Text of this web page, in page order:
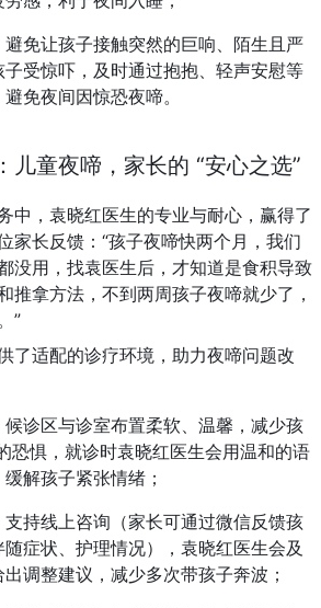
避免让孩子接触突然的巨响、陌生且严
受惊吓，及时通过抱抱、轻声安慰等
免夜间因惊恐夜啼。
儿童夜啼，家长的 “安心之选”
中，袁晓红医生的专业与耐心，赢得了
家长反馈：“孩子夜啼快两个月，我们
没用，找袁医生后，才知道是食积导致
推拿方法，不到两周孩子夜啼就少了，
”
了适配的诊疗环境，助力夜啼问题改
候诊区与诊室布置柔软、温馨，减少孩
恐惧，就诊时袁晓红医生会用温和的语
解孩子紧张情绪；
支持线上咨询（家长可通过微信反馈孩
症状、护理情况），袁晓红医生会及
调整建议，减少多次带孩子奔波；